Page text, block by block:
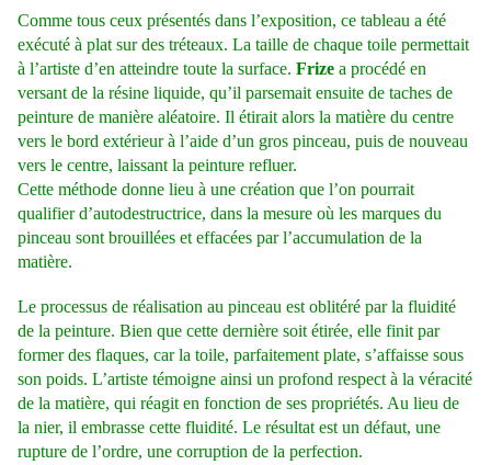
Comme tous ceux présentés dans l’exposition, ce tableau a été
exécuté à plat sur des tréteaux. La taille de chaque toile permettait
à l’artiste d’en atteindre toute la surface. Frize a procédé en
versant de la résine liquide, qu’il parsemait ensuite de taches de
peinture de manière aléatoire. Il étirait alors la matière du centre
vers le bord extérieur à l’aide d’un gros pinceau, puis de nouveau
vers le centre, laissant la peinture refluer.
Cette méthode donne lieu à une création que l’on pourrait
qualifier d’autodestructrice, dans la mesure où les marques du
pinceau sont brouillées et effacées par l’accumulation de la
matière.
Le processus de réalisation au pinceau est oblitéré par la fluidité
de la peinture. Bien que cette dernière soit étirée, elle finit par
former des flaques, car la toile, parfaitement plate, s’affaisse sous
son poids. L’artiste témoigne ainsi un profond respect à la véracité
de la matière, qui réagit en fonction de ses propriétés. Au lieu de
la nier, il embrasse cette fluidité. Le résultat est un défaut, une
rupture de l’ordre, une corruption de la perfection.